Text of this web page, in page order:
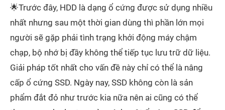
🌟Trước đây, HDD là dạng ổ cứng được sử dụng nhiều
nhất nhưng sau một thời gian dùng thì phần lớn mọi
người sẽ gặp phải tình trạng khởi động máy chậm
chạp, bộ nhớ bị đầy không thể tiếp tục lưu trữ dữ liệu.
Giải pháp tốt nhất cho vấn đề này chỉ có thể là nâng
cấp ổ cứng SSD. Ngày nay, SSD không còn là sản
phẩm đắt đỏ như trước kia nữa nên ai cũng có thể